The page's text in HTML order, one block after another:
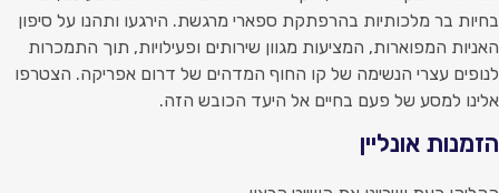
בר מלכותיות בהרפתקת ספארי מרגשת. הירגעו ותהנו על סיפון
המפוארות, המציעות מגוון שירותים ופעילויות, תוך התמכרות
עצרי הנשימה של קו החוף המדהים של דרום אפריקה. הצטרפו
למסע של פעם בחיים אל היעד הכובש הזה.
אונליין